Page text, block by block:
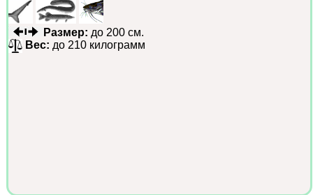
Размер: до 200 см.
Вес: до 210 килограмм